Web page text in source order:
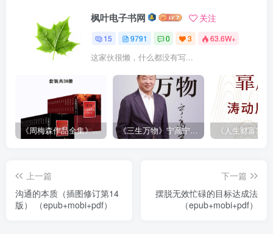
枫叶电子书网 关注
15 9791 0 3 63.6W+
这家伙很懒，什么都没有写...
《周梅森作品全集》[共30册] 《三生万物》宁高宁（epub+mobi+azw3+pdf）
上一篇
沟通的本质（插图修订第14
版） （epub+mobi+pdf）
下一篇
摆脱无效忙碌的目标达成法
（epub+mobi+pdf）